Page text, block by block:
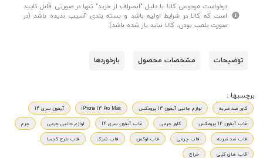
درخواست مرجوعی کالا با دلیل "انصراف از خرید" تنها در صورتی قابل تایید
است که کالا در شرایط اولیه باشد و بسته بندی آسیب ندیده باشد (در
صورت پلمپ بودن، کالا نباید باز شده باشد).
توضیحات مشخصات محصول بازخوردها
برچسبها :
کاور ضد ضربه لوازم جانبی آیفون 14 پرومکس iPhone 14 Pro Max
آیفون سری 14
قاب آیفون 14 پرومکس
کاور چرمی قاب آیفون سری 14 لوازم جانبی چرمی
چرم
قاب ضد ضربه
قاب چرمی قاب لوکس قاب شیک
قاب طرح کجسا
قاب های کپی
حراج